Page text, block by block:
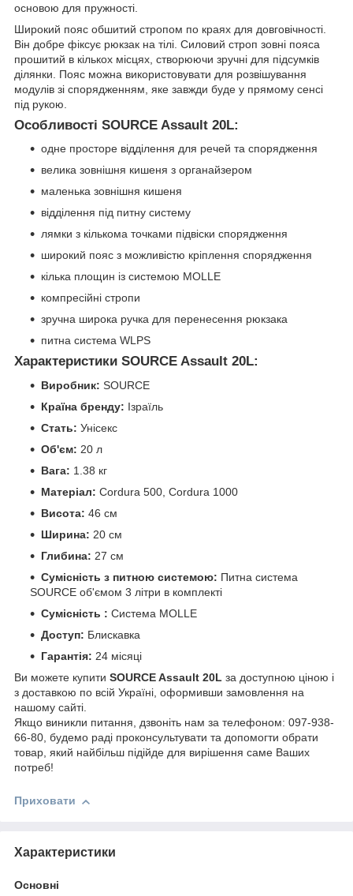
основою для пружності.
Широкий пояс обшитий стропом по краях для довговічності.
Він добре фіксує рюкзак на тілі. Силовий строп зовні пояса
прошитий в кількох місцях, створюючи зручні для підсумків
ділянки. Пояс можна використовувати для розвішування
модулів зі спорядженням, яке завжди буде у прямому сенсі
під рукою.
Особливості SOURCE Assault 20L:
одне просторе відділення для речей та спорядження
велика зовнішня кишеня з органайзером
маленька зовнішня кишеня
відділення під питну систему
лямки з кількома точками підвіски спорядження
широкий пояс з можливістю кріплення спорядження
кілька площин із системою MOLLE
компресійні стропи
зручна широка ручка для перенесення рюкзака
питна система WLPS
Характеристики SOURCE Assault 20L:
Виробник: SOURCE
Країна бренду: Ізраїль
Стать: Унісекс
Об'єм: 20 л
Вага: 1.38 кг
Матеріал: Cordura 500, Cordura 1000
Висота: 46 см
Ширина: 20 см
Глибина: 27 см
Сумісність з питною системою: Питна система
SOURCE об'ємом 3 літри в комплекті
Сумісність : Система MOLLE
Доступ: Блискавка
Гарантія: 24 місяці
Ви можете купити SOURCE Assault 20L за доступною ціною і
з доставкою по всій Україні, оформивши замовлення на
нашому сайті.
Якщо виникли питання, дзвоніть нам за телефоном: 097-938-
66-80, будемо раді проконсультувати та допомогти обрати
товар, який найбільш підійде для вирішення саме Ваших
потреб!
Приховати
Характеристики
Основні